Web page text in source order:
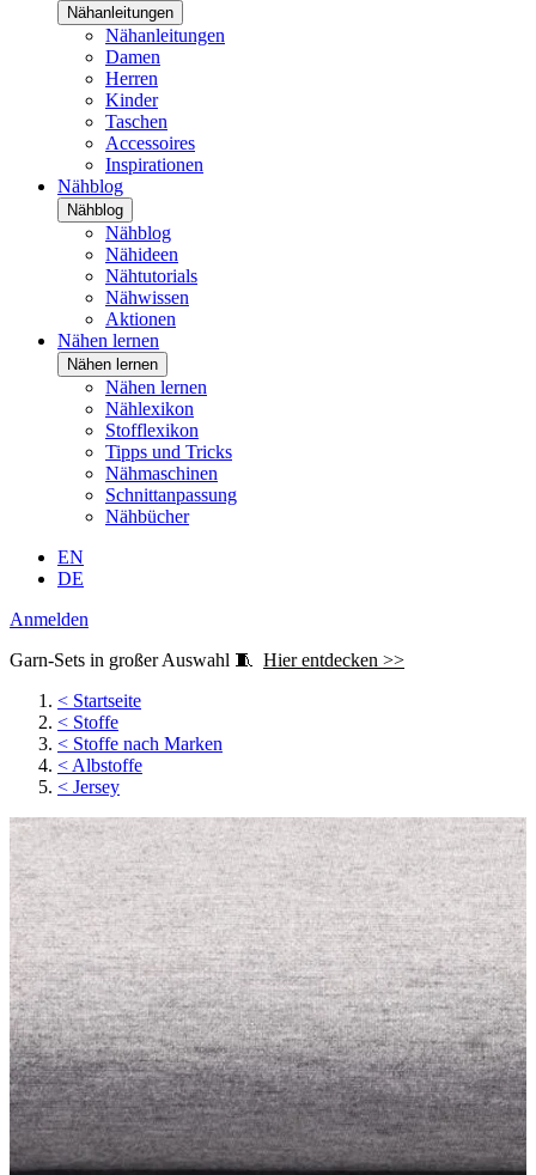
Nähanleitungen
Nähanleitungen
Damen
Herren
Kinder
Taschen
Accessoires
Inspirationen
Nähblog
Nähblog
Nähblog
Nähideen
Nähtutorials
Nähwissen
Aktionen
Nähen lernen
Nähen lernen
Nähen lernen
Nählexikon
Stofflexikon
Tipps und Tricks
Nähmaschinen
Schnittanpassung
Nähbücher
EN
DE
Anmelden
Garn-Sets in großer Auswahl 🧵 Hier entdecken >>
< Startseite
< Stoffe
< Stoffe nach Marken
< Albstoffe
< Jersey